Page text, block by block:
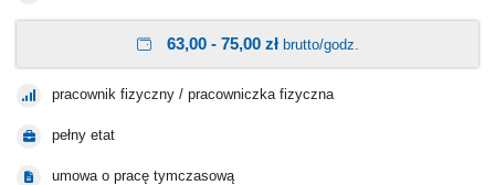
63,00 - 75,00 złbrutto/godz.
pracownik fizyczny / pracowniczka fizyczna
pełny etat
umowa o pracę tymczasową